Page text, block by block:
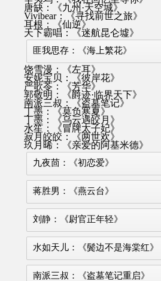
唐缺：《九州·天空城》
Vivibear：《寻找前世之旅》
耳根：《仙逆》
天下霸唱：《迷航昆仑墟》
匪我思存：《海上繁花》
饶雪漫：《左耳》
安妮宝贝：《彼岸花》
严歌苓：《芳华》
郭敬明：《爵迹·临界天下》
南派三叔：《盗墓笔记》
丁墨：《莫负寒夏》
丁墨：《乌云遇皎月》
水笙：《冒牌太子妃》
寂月皎皎：《两世欢》
玖月晞：《亲爱的阿基米德》
九夜茴：《初恋爱》
蒋胜男：《燕云台》
刘静：《尉官正年轻》
水如天儿：《鬓边不是海棠红》
南派三叔：《盗墓笔记重启》